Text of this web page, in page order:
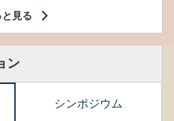
と見る
ン
シンポジウム